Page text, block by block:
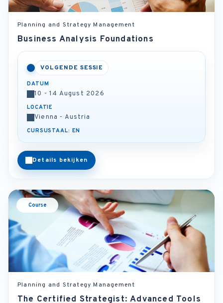
Planning and Strategy Management
Business Analysis Foundations
VOLGENDE SESSIE
DATUM
10 - 14 August 2026
LOCATIE
Vienna - Austria
CURSUSTAAL: EN
Details bekijken
Course
Planning and Strategy Management
The Certified Strategist: Advanced Tools